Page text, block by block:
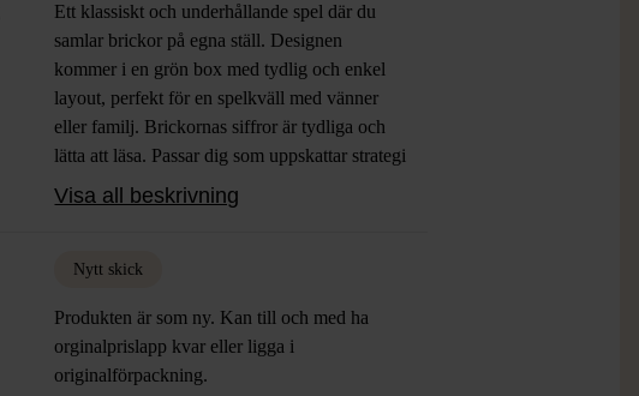
Ett klassiskt och underhållande spel där du
samlar brickor på egna ställ. Designen
kommer i en grön box med tydlig och enkel
layout, perfekt för en spelkväll med vänner
eller familj. Brickornas siffror är tydliga och
lätta att läsa. Passar dig som uppskattar strategi
och sällskapsspel i modern tappning.
Visa all beskrivning
Nytt skick
Produkten är som ny. Kan till och med ha
orginalprislapp kvar eller ligga i
originalförpackning.